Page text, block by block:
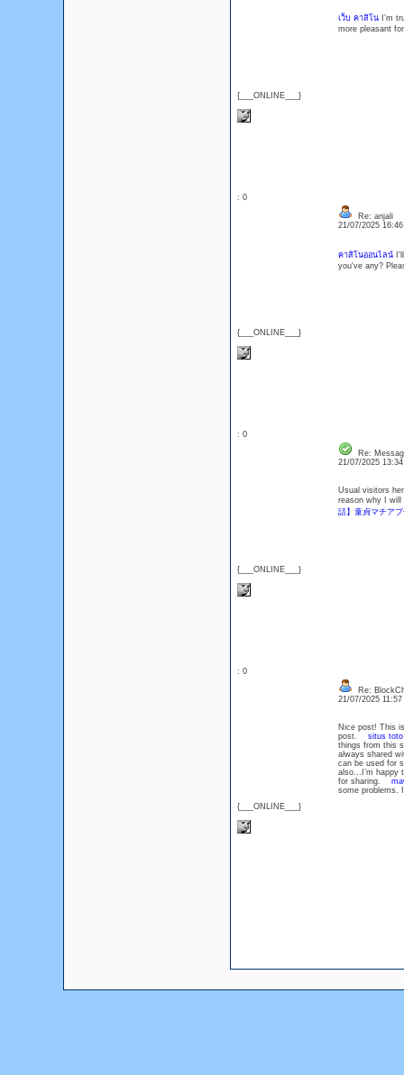
{___ONLINE___}
เว็บ คาสิโนI’m
more pleasant
: 0
{___ONLINE___}
Re: anjali
21/07/2025
คาสิโนออนไลน์I'll
you've any?
: 0
{___ONLINE___}
Re:
21/07/2025
Usual visitors
reason why I
話】童貞マチア
: 0
{___ONLINE___}
Re:
21/07/2025
Nice post! This
post. situs toto
things from this
always shared
can be used
also…I’m happy
for sharing.
some problems.